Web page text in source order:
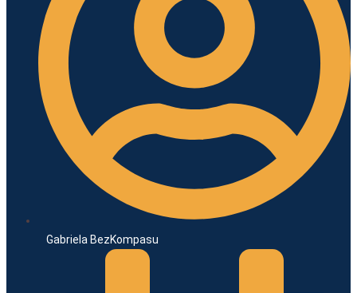
Gabriela BezKompasu